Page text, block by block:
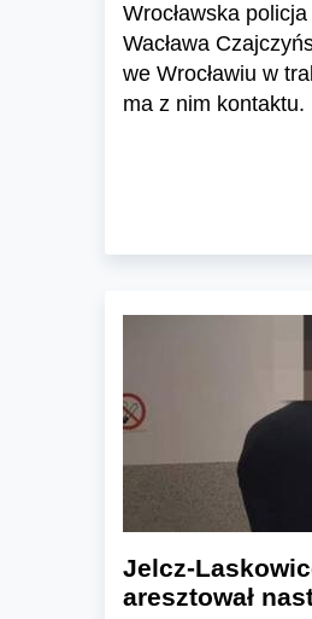
Wrocławska
Wacława
we Wrocławiu w
ma z nim kontaktu.
Jelcz-
aresztował